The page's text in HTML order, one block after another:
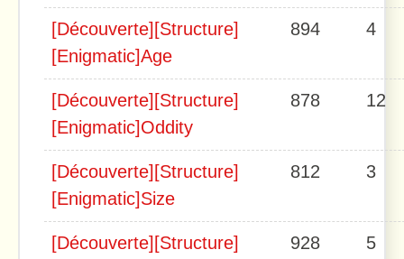
[Découverte][Structure]
[Enigmatic]Age
894 4
[Découverte][Structure]
[Enigmatic]Oddity
878 12
[Découverte][Structure]
[Enigmatic]Size
812 3
[Découverte][Structure]
928 5